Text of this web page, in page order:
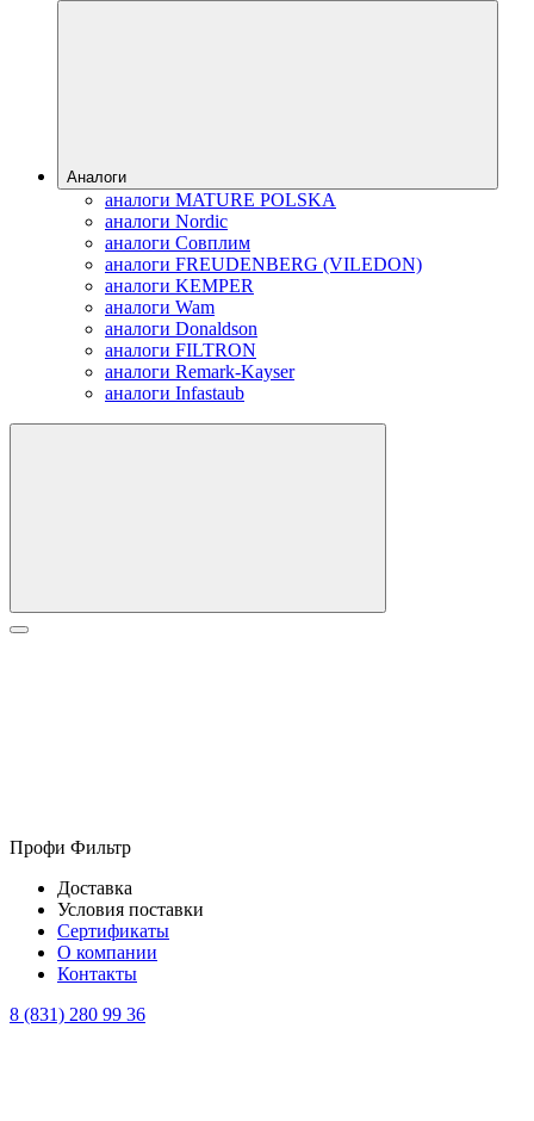
Аналоги
аналоги MATURE POLSKA
аналоги Nordic
аналоги Совплим
аналоги FREUDENBERG (VILEDON)
аналоги KEMPER
аналоги Wam
аналоги Donaldson
аналоги FILTRON
аналоги Remark-Kayser
аналоги Infastaub
Профи Фильтр
Доставка
Условия поставки
Сертификаты
О компании
Контакты
8 (831) 280 99 36